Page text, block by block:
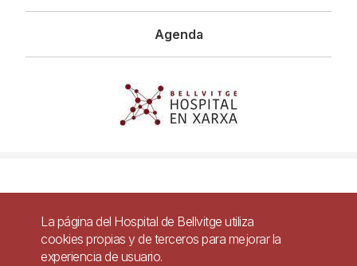
Agenda
La página del Hospital de Bellvitge utiliza
cookies propias y de terceros para mejorar la
experiencia de usuario.